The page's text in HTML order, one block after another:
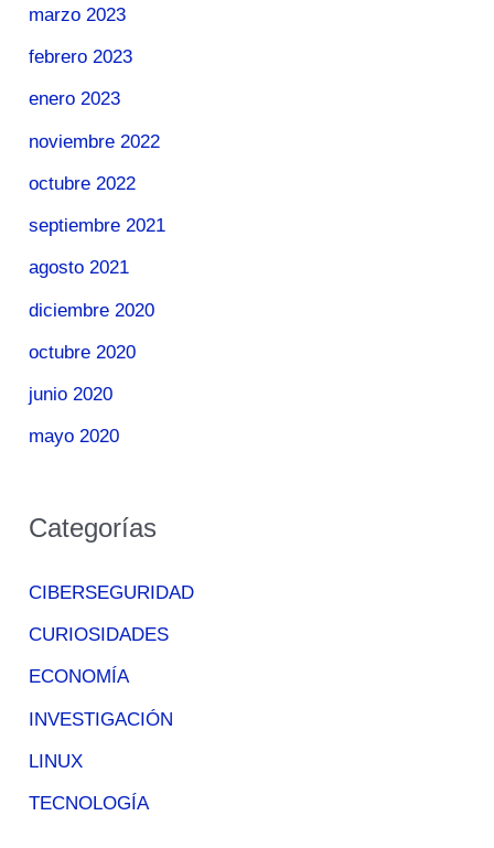
marzo 2023
febrero 2023
enero 2023
noviembre 2022
octubre 2022
septiembre 2021
agosto 2021
diciembre 2020
octubre 2020
junio 2020
mayo 2020
Categorías
CIBERSEGURIDAD
CURIOSIDADES
ECONOMÍA
INVESTIGACIÓN
LINUX
TECNOLOGÍA